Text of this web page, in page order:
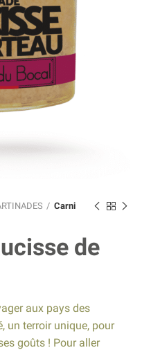
Carni
de
aux pays des
un terroir unique, pour
goûts ! Pour aller